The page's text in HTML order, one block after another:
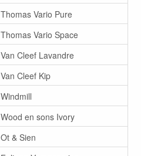
Thomas Vario Pure
Thomas Vario Space
Van Cleef Lavandre
Van Cleef Kip
Windmill
Wood en sons Ivory
Ot & Sien